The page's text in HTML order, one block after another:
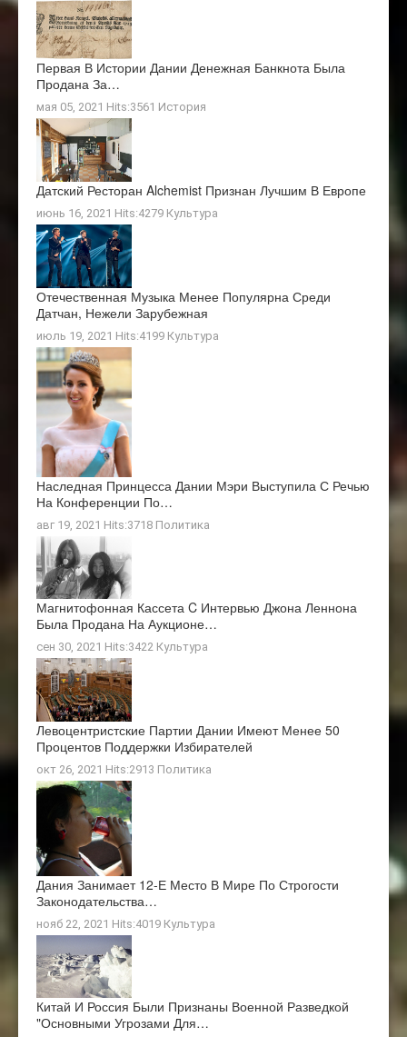
Первая В Истории Дании Денежная Банкнота Была
Продана За…
мая 05, 2021 Hits:3561 История
Датский Ресторан Alchemist Признан Лучшим В Европе
июнь 16, 2021 Hits:4279 Культура
Отечественная Музыка Менее Популярна Среди
Датчан, Нежели Зарубежная
июль 19, 2021 Hits:4199 Культура
Наследная Принцесса Дании Мэри Выступила С Речью
На Конференции По…
авг 19, 2021 Hits:3718 Политика
Магнитофонная Кассета C Интервью Джона Леннона
Была Продана На Аукционе…
сен 30, 2021 Hits:3422 Культура
Левоцентристские Партии Дании Имеют Менее 50
Процентов Поддержки Избирателей
окт 26, 2021 Hits:2913 Политика
Дания Занимает 12-Е Место В Мире По Строгости
Законодательства…
нояб 22, 2021 Hits:4019 Культура
Китай И Россия Были Признаны Военной Разведкой
"основными Угрозами Для…